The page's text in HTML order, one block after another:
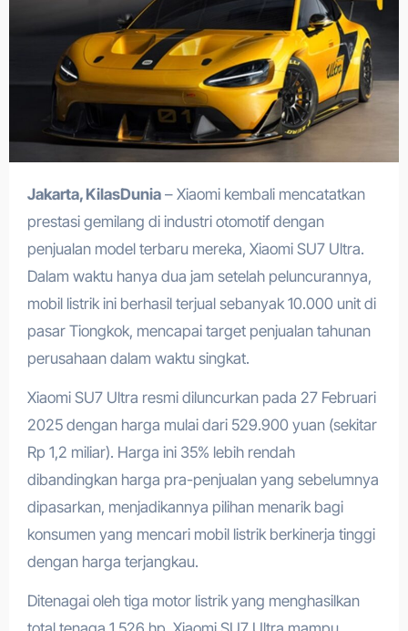
Jakarta, KilasDunia– Xiaomi kembali mencatatkan
prestasi gemilang di industri otomotif dengan
penjualan model terbaru mereka, Xiaomi SU7 Ultra.
Dalam waktu hanya dua jam setelah peluncurannya,
mobil listrik ini berhasil terjual sebanyak 10.000 unit di
pasar Tiongkok, mencapai target penjualan tahunan
perusahaan dalam waktu singkat.
Xiaomi SU7 Ultra resmi diluncurkan pada 27 Februari
2025 dengan harga mulai dari 529.900 yuan (sekitar
Rp 1,2 miliar). Harga ini 35% lebih rendah
dibandingkan harga pra-penjualan yang sebelumnya
dipasarkan, menjadikannya pilihan menarik bagi
konsumen yang mencari mobil listrik berkinerja tinggi
dengan harga terjangkau.
Ditenagai oleh tiga motor listrik yang menghasilkan